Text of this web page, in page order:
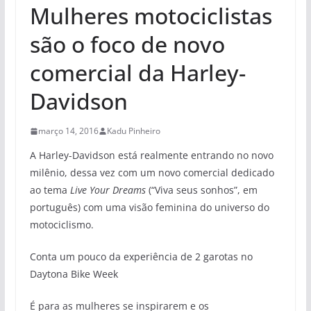
Mulheres motociclistas
são o foco de novo
comercial da Harley-
Davidson
março 14, 2016 Kadu Pinheiro
A Harley-Davidson está realmente entrando no novo
milênio, dessa vez com um novo comercial dedicado
ao tema Live Your Dreams(“Viva seus sonhos”, em
português) com uma visão feminina do universo do
motociclismo.
Conta um pouco da experiência de 2 garotas no
Daytona Bike Week
É para as mulheres se inspirarem e os